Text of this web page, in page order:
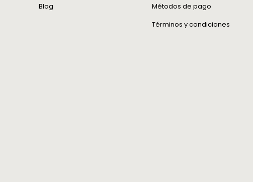
que tu devolución sea lo más sencilla
Blog
Métodos de pago
Términos y condiciones